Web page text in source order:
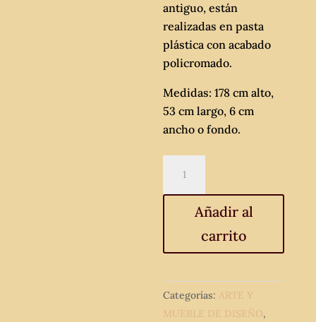
antiguo, están
realizadas en pasta
plástica con acabado
policromado.
Medidas: 178 cm alto,
53 cm largo, 6 cm
ancho o fondo.
decorativo
cornucopia
antiguo
barroco.
178
Añadir al
carrito
Categorías: ARTE Y
MUEBLE DE DISEÑO,